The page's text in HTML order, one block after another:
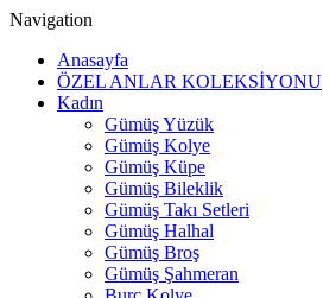
Navigation
Anasayfa
ÖZEL ANLAR KOLEKSİYONU
Kadın
Gümüş Yüzük
Gümüş Kolye
Gümüş Küpe
Gümüş Bileklik
Gümüş Takı Setleri
Gümüş Halhal
Gümüş Broş
Gümüş Şahmeran